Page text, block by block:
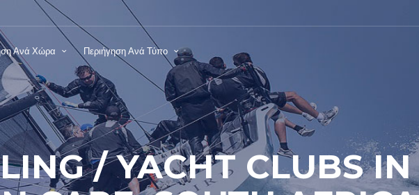
Ανά Χώρα Περιήγηση Ανά Τύπο
/ YACHT CLUBS IN